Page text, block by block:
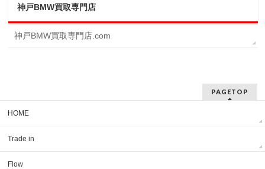
神戸BMW買取専門店
神戸BMW買取専門店.com
PAGETOP
HOME
Trade in
Flow